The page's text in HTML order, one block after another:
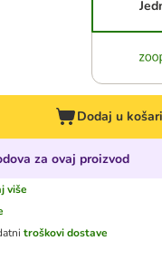
Dodaj u
za ovaj proizvod
više
troškovi dostave